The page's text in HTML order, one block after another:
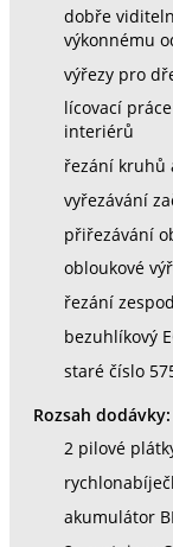
dobře
výkonnému
výřezy pro
lícovací
interiérů
řezání kruhů
vyřezávání
přiřezávání
obloukové
řezání
bezuhlíkový
staré číslo
Rozsah dodávky:
2 pilové
akumulátor